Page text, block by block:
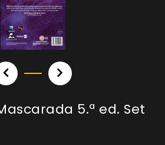
5.ª ed. Set